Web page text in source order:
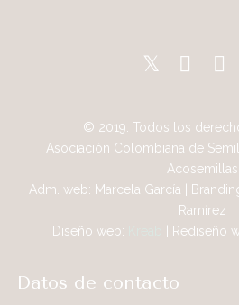
© 2019. Todos los
Asociación Colombiana de
Acosemillas
Adm. web: Marcela García |
Ramírez
Diseño web:
| Rediseño
Datos de contacto